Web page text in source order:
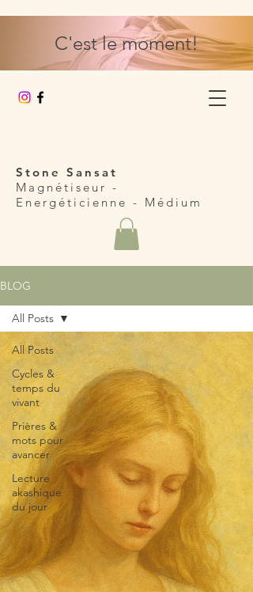
Stone Sansat
Magnétiseur -
Energéticienne - Médium
C'est le moment!
BLOG
All Posts
Cycles &
temps du
vivant
Prières &
mots pour
avancer
Lecture
akashique
du jour
All Posts